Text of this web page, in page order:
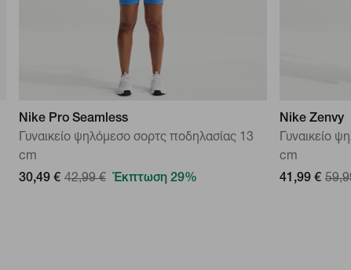
Nike Pro Seamless
Γυναικείο ψηλόμεσο σορτς ποδηλασίας 13
cm
30,49 € 42,99 € Έκπτωση 29%
Nike Zenvy
Γυναικείο
cm
41,99 €